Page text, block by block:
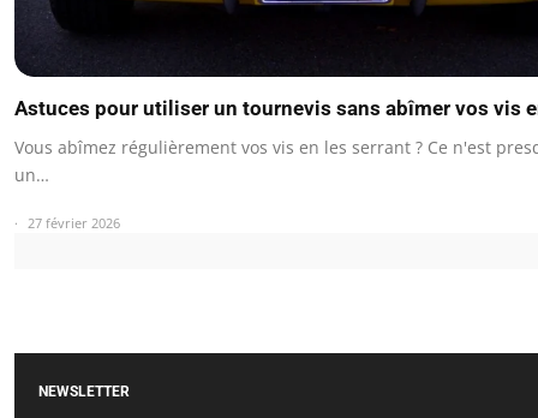
Astuces pour utiliser un tournevis sans abîmer vos vis
Vous abîmez régulièrement vos vis en les serrant ? Ce n'est
un…
27 février 2026
NEWSLETTER